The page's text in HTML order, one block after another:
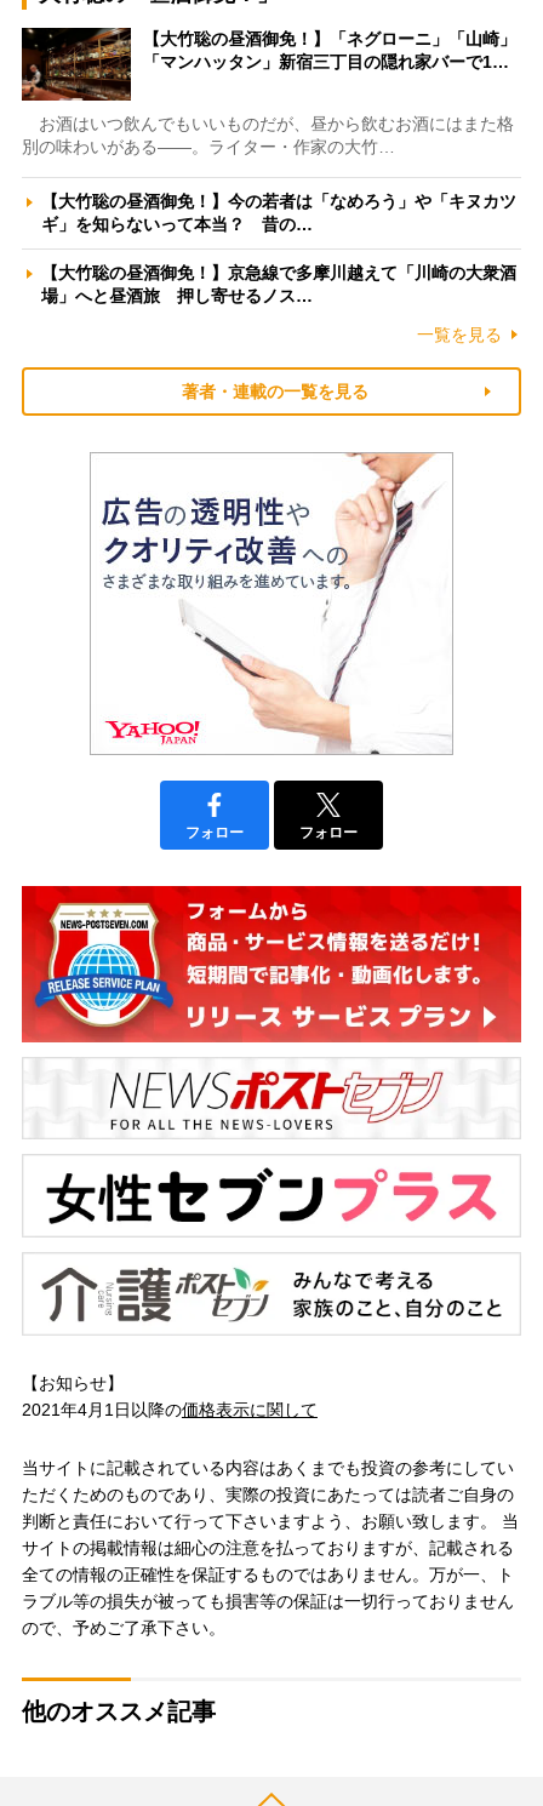
【大竹聡の昼酒御免！】「ネグローニ」「山崎」
「マンハッタン」新宿三丁目の隠れ家バーで1…
お酒はいつ飲んでもいいものだが、昼から飲むお酒にはまた格
別の味わいがある――。ライター・作家の大竹…
【大竹聡の昼酒御免！】今の若者は「なめろう」や「キヌカツ
ギ」を知らないって本当？ 昔の…
【大竹聡の昼酒御免！】京急線で多摩川越えて「川崎の大衆酒
場」へと昼酒旅 押し寄せるノス…
一覧を見る
著者・連載の一覧を見る
フォロー フォロー
【お知らせ】
2021年4月1日以降の価格表示に関して
当サイトに記載されている内容はあくまでも投資の参考にしてい
ただくためのものであり、実際の投資にあたっては読者ご自身の
判断と責任において行って下さいますよう、お願い致します。 当
サイトの掲載情報は細心の注意を払っておりますが、記載される
全ての情報の正確性を保証するものではありません。万が一、ト
ラブル等の損失が被っても損害等の保証は一切行っておりません
ので、予めご了承下さい。
他のオススメ記事